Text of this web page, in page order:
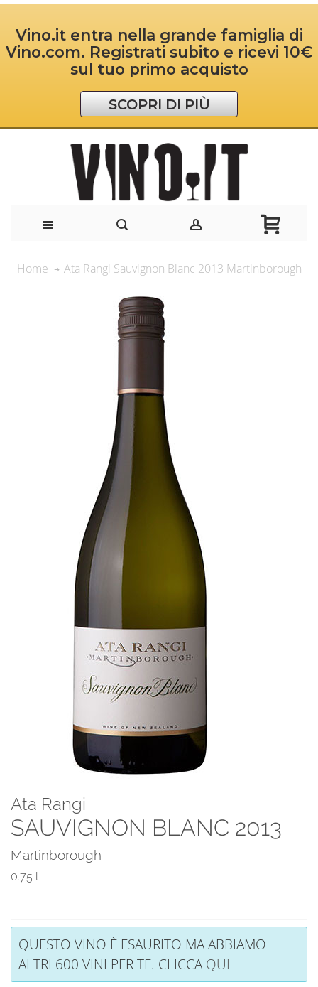
Vino.it entra nella grande famiglia di
Vino.com. Registrati subito e ricevi 10€
sul tuo primo acquisto
SCOPRI DI PIÙ
Home Ata Rangi Sauvignon Blanc 2013 Martinborough
Ata Rangi
SAUVIGNON BLANC 2013
Martinborough
0.75 l
QUESTO VINO È ESAURITO MA ABBIAMO
ALTRI 600 VINI PER TE. CLICCAQUI